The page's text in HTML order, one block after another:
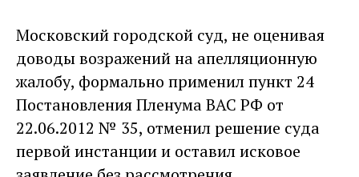
Московский городской суд, не оценивая
доводы возражений на апелляционную
жалобу, формально применил пункт 24
Постановления Пленума ВАС РФ от
22.06.2012 № 35, отменил решение суда
первой инстанции и оставил исковое